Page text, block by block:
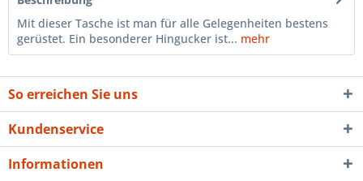
Mit dieser Tasche ist man für alle Gelegenheiten bestens
gerüstet. Ein besonderer Hingucker ist... mehr
So erreichen Sie uns
Kundenservice
Informationen